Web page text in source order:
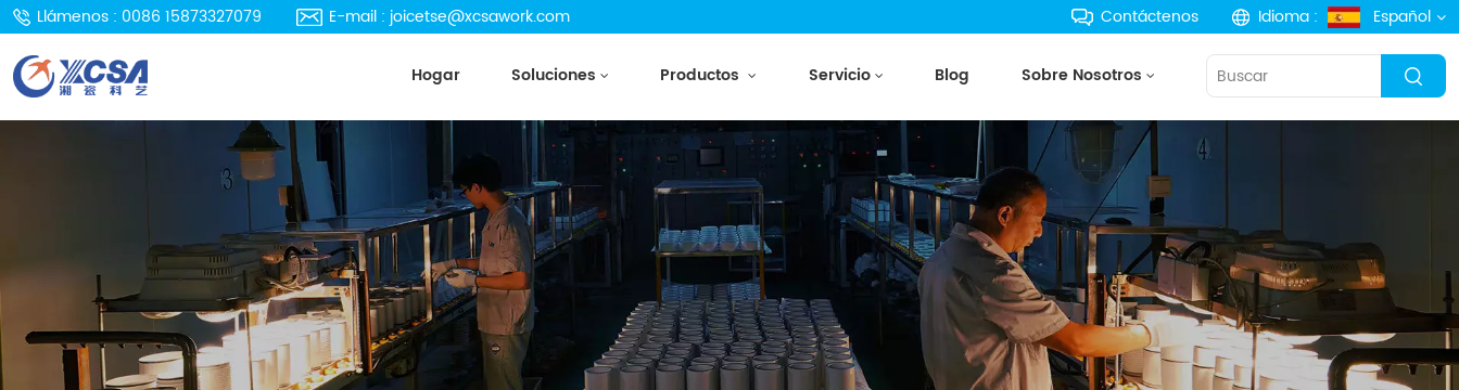
Llámenos : 0086 15873327079 E-mail : joicetse@xcsawork.com Contáctenos Idioma : Español
русский
português
Hogar Soluciones Productos Servicio Blog Sobre Nosotros